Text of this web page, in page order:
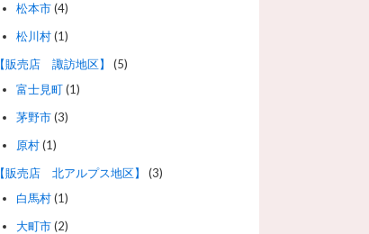
松本市(4)
松川村(1)
【販売店 諏訪地区】
(5)
富士見町(1)
茅野市(3)
原村(1)
【販売店 北アルプス地区】
(3)
白馬村(1)
大町市(2)